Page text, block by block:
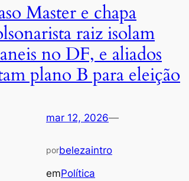
Master e chapa
raiz isolam
no DF, e aliados
plano B para eleição
mar 12, 2026—
porbelezaintro
emPolítica